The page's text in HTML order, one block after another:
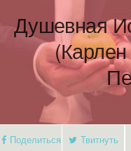
Душевная
Поделиться Твитнуть